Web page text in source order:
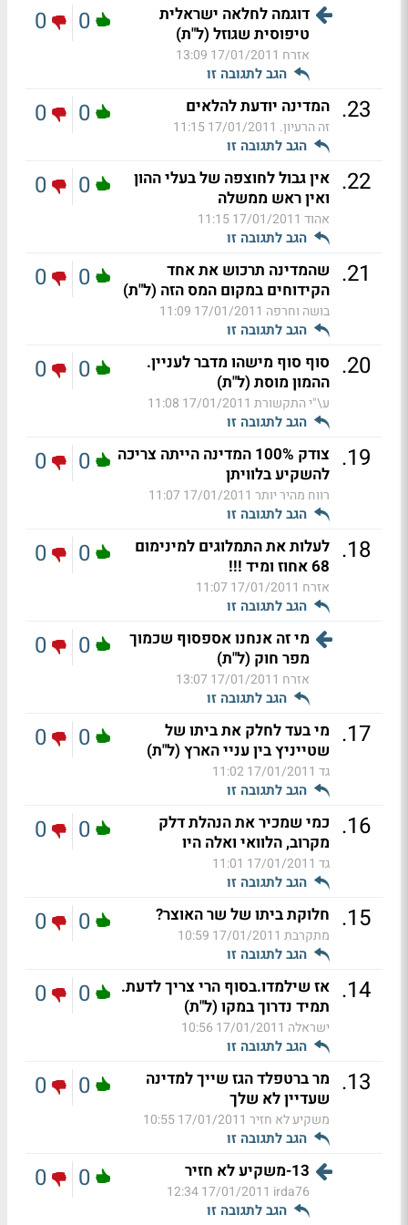
דוגמה לחלאה ישראלית
טיפוסית שגוזל (ל"ת)
אזרח 17/01/2011 13:09
הגב לתגובה זו
0
0
23
. המדינה יודעת להלאים
זה הרעיון. 17/01/2011 11:15
הגב לתגובה זו
0
0
22
. אין גבול לחוצפה של בעלי ההון
ואין ראש ממשלה
אהוד 17/01/2011 11:15
הגב לתגובה זו
0
0
21
. שהמדינה תרכוש את אחד
הקידוחים במקום המס הזה (ל"ת)
בושה וחרפה 17/01/2011 11:09
הגב לתגובה זו
0
0
20
. סוף סוף מישהו מדבר לעניין.
ההמון מוסת (ל"ת)
ע\"י התקשורת 17/01/2011 11:08
הגב לתגובה זו
0
0
19
.
צודק 100% המדינה הייתה צריכה
להשקיע בלוויתן
רווח מהיר יותר 17/01/2011 11:07
הגב לתגובה זו
0
0
18
. לעלות את התמלוגים למינימום
68 אחוז ומיד !!!
אזרח 17/01/2011 11:07
הגב לתגובה זו
0
0
מי זה אנחנו אספסוף שכמוך
מפר חוק (ל"ת)
אזרח 17/01/2011 13:07
הגב לתגובה זו
0
0
17
. מי בעד לחלק את ביתו של
שטייניץ בין עניי הארץ (ל"ת)
גד 17/01/2011 11:02
הגב לתגובה זו
0
0
16
. כמי שמכיר את הנהלת דלק
מקרוב, הלוואי ואלה היו
גד 17/01/2011 11:01
הגב לתגובה זו
0
0
15
. חלוקת ביתו של שר האוצר?
מתקרבת 17/01/2011 10:59
הגב לתגובה זו
0
0
14
. אז שילמדו.בסוף הרי צריך לדעת.
תמיד נדרוך במקו (ל"ת)
ישראלה 17/01/2011 10:56
הגב לתגובה זו
0
0
13
. מר ברטפלד הגז שייך למדינה
שעדיין לא שלך
משקיע לא חזיר 17/01/2011 10:55
הגב לתגובה זו
0
0
13-משקיע לא חזיר
irda76
17/01/2011 12:34
הגב לתגובה זו
0
0